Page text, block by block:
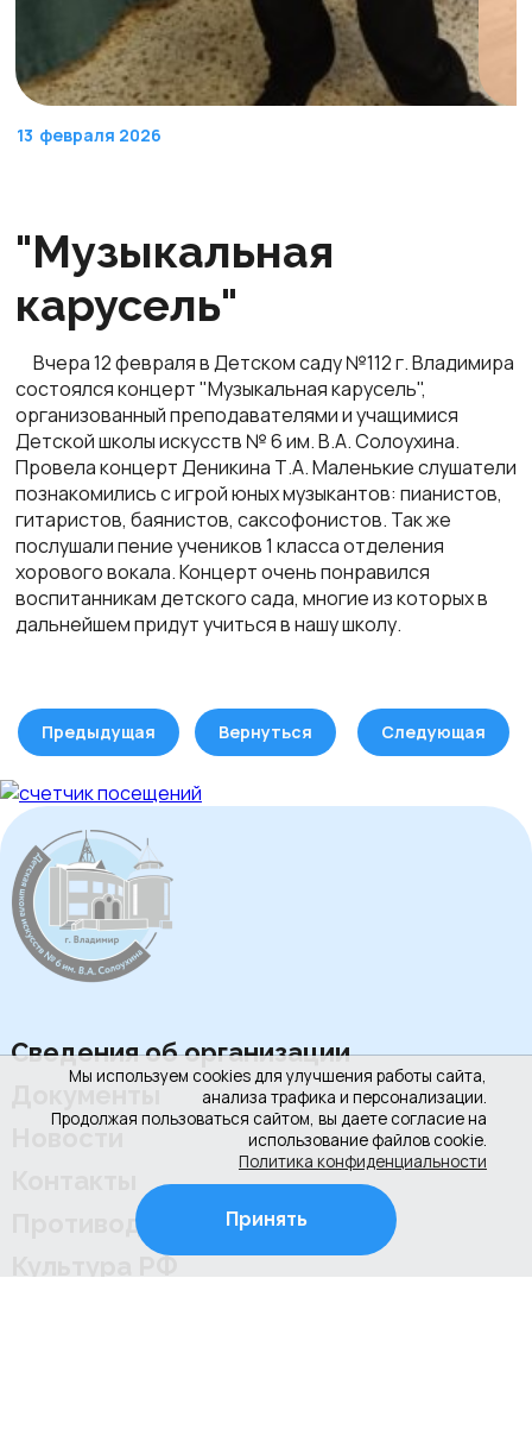
Мы используем cookies для улучшения работы сайта,
анализа трафика и персонализации.
Продолжая пользоваться сайтом, вы даете согласие на
использование файлов cookie.
Политика конфиденциальности
Принять
13 февраля 2026
"Музыкальная
карусель"
Вчера 12 февраля в Детском саду №112 г. Владимира
состоялся концерт "Музыкальная карусель",
организованный преподавателями и учащимися
Детской школы искусств № 6 им. В.А. Солоухина.
Провела концерт Деникина Т.А.Маленькие слушатели
познакомились с игрой юных музыкантов: пианистов,
гитаристов, баянистов, саксофонистов. Так же
послушали пение учеников 1 класса отделения
хорового вокала.Концерт очень понравился
воспитанникам детского сада, многие из которых в
дальнейшем придут учиться в нашу школу.
Предыдущая Вернуться Следующая
Сведения об организации
Новости
Противодействие коррупции